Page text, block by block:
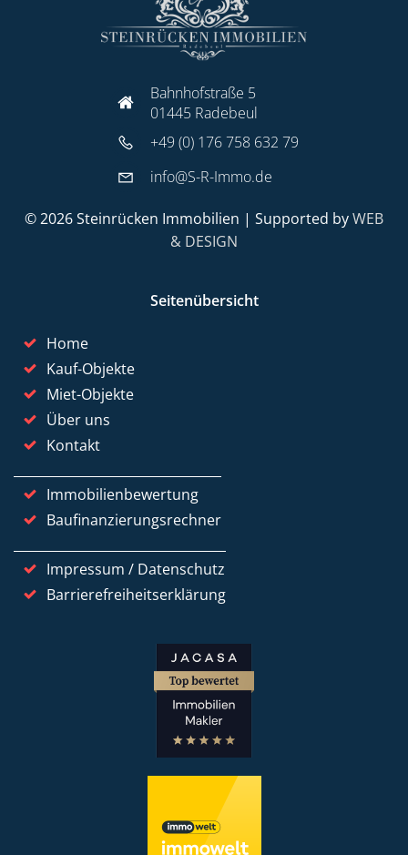
Bahnhofstraße 5
01445 Radebeul
+49 (0) 176 758 632 79
info@S-R-Immo.de
© 2026 Steinrücken Immobilien | Supported byWEB
& DESIGN
Seitenübersicht
Home
Kauf-Objekte
Miet-Objekte
Über uns
Kontakt
Immobilienbewertung
Baufinanzierungsrechner
Impressum / Datenschutz
Barrierefreiheitserklärung